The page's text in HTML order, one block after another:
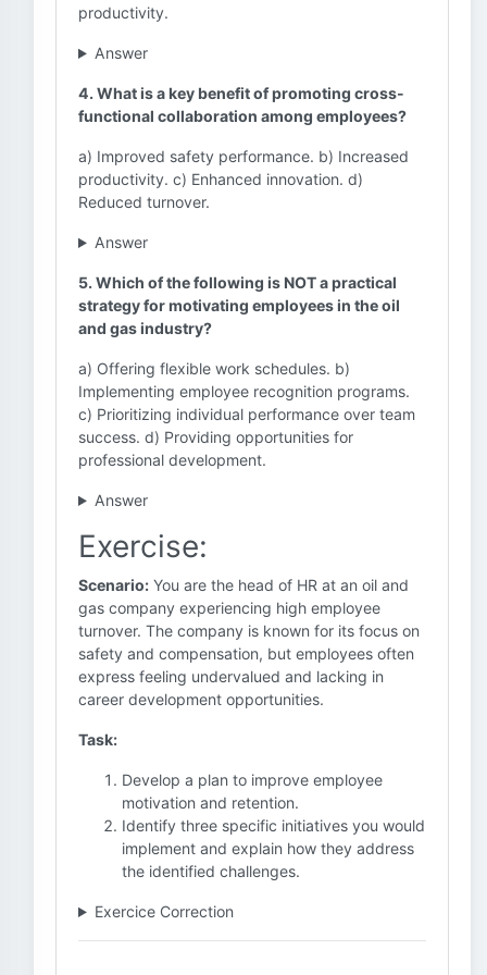
productivity.
Answer
4. What is a key benefit of promoting cross-
functional collaboration among employees?
a) Improved safety performance. b) Increased
productivity. c) Enhanced innovation. d)
Reduced turnover.
Answer
5. Which of the following is NOT a practical
strategy for motivating employees in the oil
and gas industry?
a) Offering flexible work schedules. b)
Implementing employee recognition programs.
c) Prioritizing individual performance over team
success. d) Providing opportunities for
professional development.
Answer
Exercise:
Scenario: You are the head of HR at an oil and
gas company experiencing high employee
turnover. The company is known for its focus on
safety and compensation, but employees often
express feeling undervalued and lacking in
career development opportunities.
Task:
Develop a plan to improve employee
motivation and retention.
Identify three specific initiatives you would
implement and explain how they address
the identified challenges.
Exercice Correction